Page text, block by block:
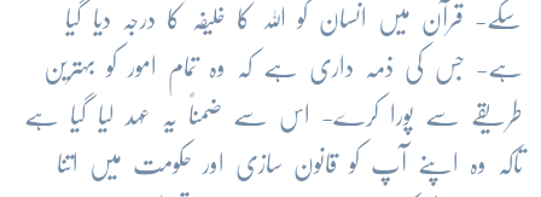
سکے- قرآن میں انسان کو اللہ کا خلیفہ کا درجہ دیا گیا
ہے- جس کی ذمہ داری ہے کہ وہ تمام امور کو بہترین
طریقے سے پورا کرے- اس سے ضمناً یہ عہد لیا گیا ہے
تاکہ وہ اپنے آپ کو قانون سازی اور حکومت میں اتنا